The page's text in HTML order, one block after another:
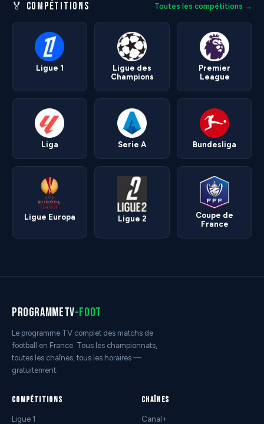
🏅 COMPÉTITIONS Toutes les compétitions →
Ligue 1
Ligue des
Champions
Premier
League
Liga Serie A Bundesliga
Ligue Europa Ligue 2
Coupe de
France
programmetv-foot
Le programme TV complet des matchs de
football en France. Tous les championnats,
toutes les chaînes, tous les horaires —
gratuitement.
COMPÉTITIONS
Ligue 1
CHAÎNES
Canal+